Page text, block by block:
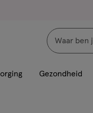
Zoeken
met
Gezondheid